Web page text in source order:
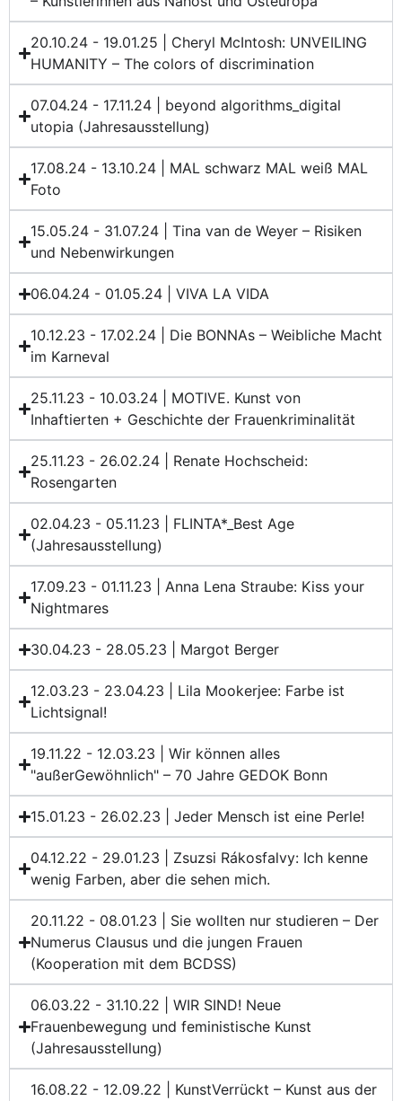
20.10.24 - 19.01.25 | Cheryl McIntosh: UNVEILING
HUMANITY – The colors of discrimination
07.04.24 - 17.11.24 | beyond algorithms_digital
utopia (Jahresausstellung)
17.08.24 - 13.10.24 | MAL schwarz MAL weiß MAL
Foto
15.05.24 - 31.07.24 | Tina van de Weyer – Risiken
und Nebenwirkungen
06.04.24 - 01.05.24 | VIVA LA VIDA
10.12.23 - 17.02.24 | Die BONNAs – Weibliche Macht
im Karneval
25.11.23 - 10.03.24 | MOTIVE. Kunst von
Inhaftierten + Geschichte der Frauenkriminalität
25.11.23 - 26.02.24 | Renate Hochscheid:
Rosengarten
02.04.23 - 05.11.23 | FLINTA*_Best Age
(Jahresausstellung)
17.09.23 - 01.11.23 | Anna Lena Straube: Kiss your
Nightmares
30.04.23 - 28.05.23 | Margot Berger
12.03.23 - 23.04.23 | Lila Mookerjee: Farbe ist
Lichtsignal!
19.11.22 - 12.03.23 | Wir können alles
"außerGewöhnlich" – 70 Jahre GEDOK Bonn
15.01.23 - 26.02.23 | Jeder Mensch ist eine Perle!
04.12.22 - 29.01.23 | Zsuzsi Rákosfalvy: Ich kenne
wenig Farben, aber die sehen mich.
20.11.22 - 08.01.23 | Sie wollten nur studieren – Der
Numerus Clausus und die jungen Frauen
(Kooperation mit dem BCDSS)
06.03.22 - 31.10.22 | WIR SIND! Neue
Frauenbewegung und feministische Kunst
(Jahresausstellung)
16.08.22 - 12.09.22 | KunstVerrückt – Kunst aus der